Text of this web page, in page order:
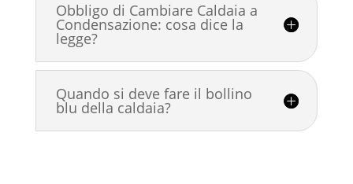
Obbligo di Cambiare Caldaia a
Condensazione: cosa dice la
legge?
Quando si deve fare il bollino
blu della caldaia?